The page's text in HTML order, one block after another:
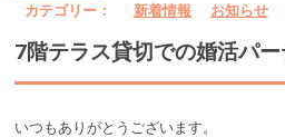
カテゴリー：
新着情報 お知らせ
7階テラス貸切での婚活パー
いつもありがとうございます。